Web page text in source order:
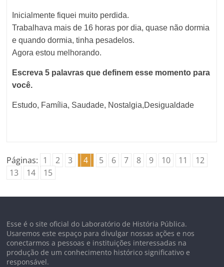
Inicialmente fiquei muito perdida.
Trabalhava mais de 16 horas por dia, quase não dormia
e quando dormia, tinha pesadelos.
Agora estou melhorando.
Escreva 5 palavras que definem esse momento para
você.
Estudo, Família, Saudade, Nostalgia,Desigualdade
Páginas: 1 2 3 4 5 6 7 8 9 10 11
12
13
14 15
Esse é o site oficial do Laboratório de História Pública.
Usaremos este espaço para divulgar nossas ações e nos
conectarmos a pessoas e instituições interessadas na
produção de um conhecimento histórico significativo e
responsável.